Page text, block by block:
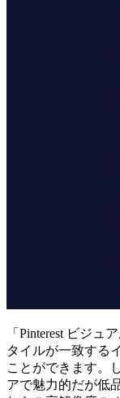
「Pinterest ビジュ
タイルが一致する
ことができます。
アで魅力的だが低